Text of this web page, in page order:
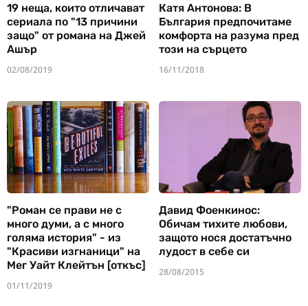
19 неща, които отличават
сериала по "13 причини
защо" от романа на Джей
Ашър
02/08/2019
Катя Антонова: В
България предпочитаме
комфорта на разума пред
този на сърцето
16/11/2018
"Роман се прави не с
много думи, а с много
голяма история" - из
"Красиви изгнаници" на
Мег Уайт Клейтън [откъс]
01/11/2019
Давид Фоенкинос:
Обичам тихите любови,
защото нося достатъчно
лудост в себе си
28/08/2015